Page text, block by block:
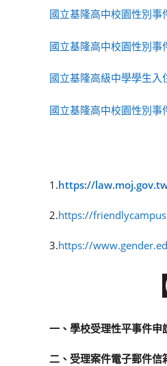
國立基隆高中校園性別事
國立基隆高中校園性別事
國立基隆高級中學學生
國立基隆高中校園性別事
1.https://
2.https://
3.https://
一、學校受理性平事件
二、受理案件電子郵件